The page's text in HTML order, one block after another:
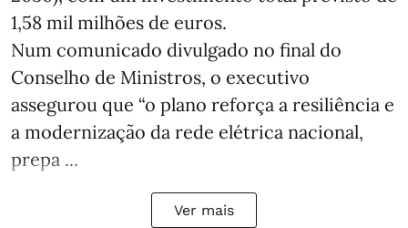
1,58 mil milhões de euros.
Num comunicado divulgado no final do
Conselho de Ministros, o executivo
assegurou que “o plano reforça a resiliência e
a modernização da rede elétrica nacional,
prepa ...
Ver mais